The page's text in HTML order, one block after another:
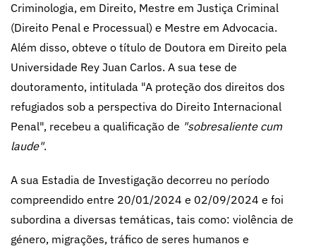
Criminologia, em Direito, Mestre em Justiça Criminal
(Direito Penal e Processual) e Mestre em Advocacia.
Além disso, obteve o título de Doutora em Direito pela
Universidade Rey Juan Carlos. A sua tese de
doutoramento, intitulada "A proteção dos direitos dos
refugiados sob a perspectiva do Direito Internacional
Penal", recebeu a qualificação de "sobresaliente cum
laude".
A sua Estadia de Investigação decorreu no período
compreendido entre 20/01/2024 e 02/09/2024 e foi
subordina a diversas temáticas, tais como: violência de
género, migrações, tráfico de seres humanos e